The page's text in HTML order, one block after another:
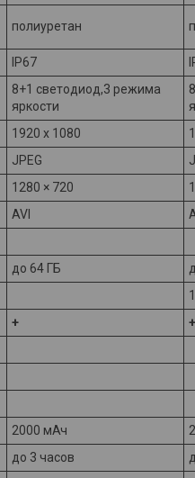
полиуретан
IP67
8+1 светодиод,3 режима
яркости
1920 х 1080
JPEG
1280 × 720
AVI
до 64 ГБ
+
+
2000 мАч
до 3 часов